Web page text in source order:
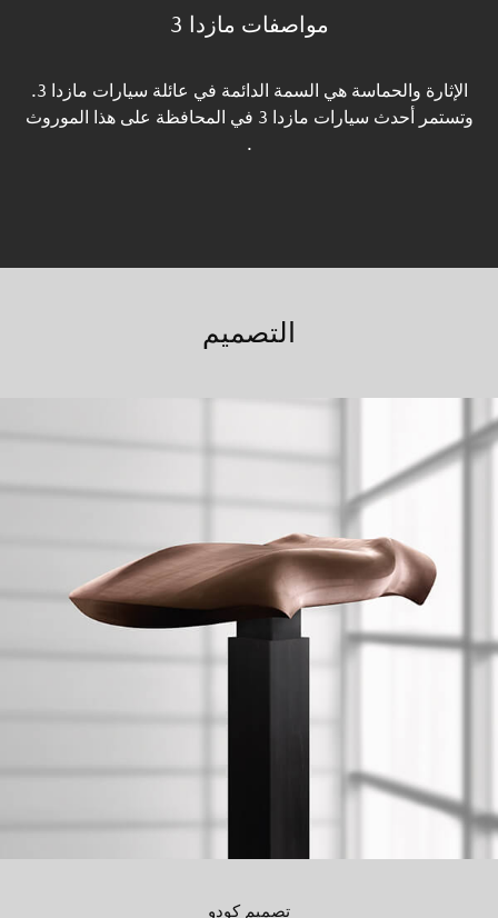
مواصفات مازدا 3
الإثارة والحماسة هي السمة الدائمة في عائلة سيارات مازدا 3.
وتستمر أحدث سيارات مازدا 3 في المحافظة على هذا الموروث
.
التصميم
تصميم كودو